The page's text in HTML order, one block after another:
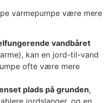
varmepumpe være mere
vandbåret
kan en jord-til-vand
ofte være mere
plads på grunden,
jordslanger, og en